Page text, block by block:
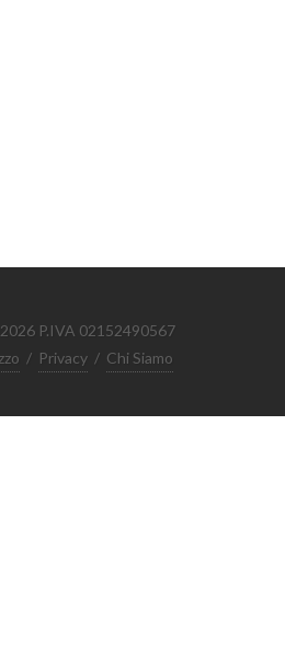
P.IVA 02152490567
/ Privacy / Chi Siamo